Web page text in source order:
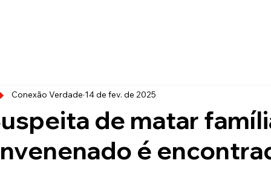
de matar
é
Conexão Verdade 14 de fev. de 2025